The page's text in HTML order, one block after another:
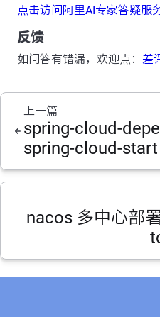
点击访问阿里AI专家答疑服
反馈
如问答有错漏，欢迎点： 差
上一篇
spring-cloud-
spring-cloud-start
nacos 多中心部